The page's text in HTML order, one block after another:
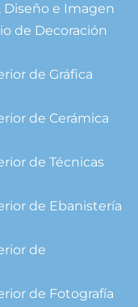
Diseño e Imagen
de Decoración
de Gráfica
de Cerámica
de Técnicas
de Ebanistería
de
de Fotografía